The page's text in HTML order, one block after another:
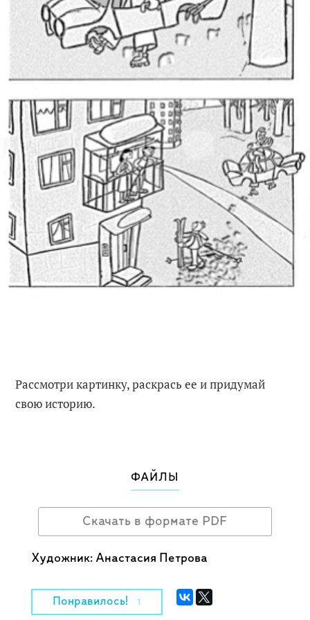
Рассмотри картинку, раскрась ее и придумай
свою историю.
ФАЙЛЫ
Скачать в формате PDF
Художник: Анастасия Петрова
Понравилось! 1